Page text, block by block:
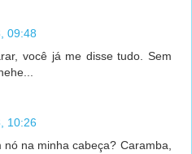
09:48
você já me disse tudo. Sem
10:26
na minha cabeça? Caramba,